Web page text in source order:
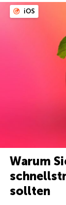
iOS
Warum
sollten